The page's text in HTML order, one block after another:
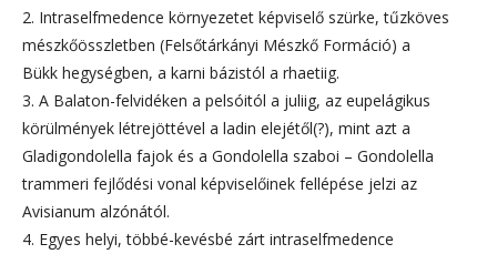
2. Intraselfmedence környezetet képviselő szürke, tűzköves
mészkőösszletben (Felsőtárkányi Mészkő Formáció) a
Bükk hegységben, a karni bázistól a rhaetiig.
3. A Balaton-felvidéken a pelsóitól a juliig, az eupelágikus
körülmények létrejöttével a ladin elejétől(?), mint azt a
Gladigondolella fajok és a Gondolella szaboi – Gondolella
trammeri fejlődési vonal képviselőinek fellépése jelzi az
Avisianum alzónától.
4. Egyes helyi, többé-kevésbé zárt intraselfmedence